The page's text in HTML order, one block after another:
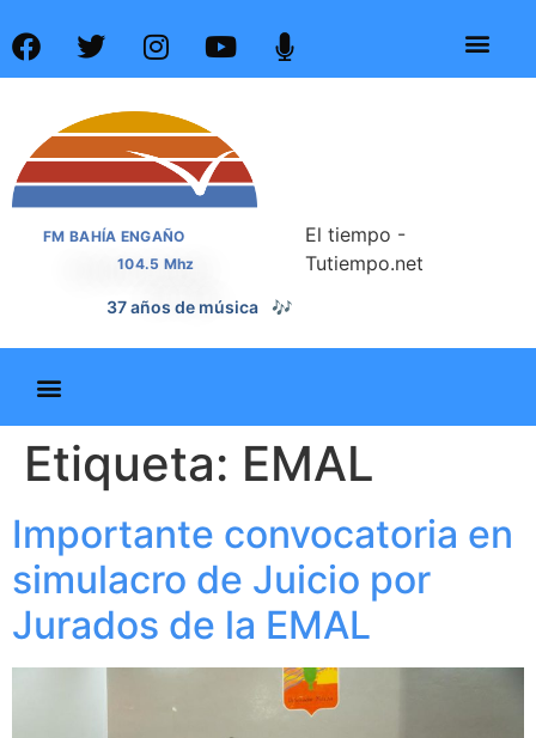
FM BAHÍA ENGAÑO
104.5 Mhz
37 años de noticias 📰
El tiempo -
Tutiempo.net
Etiqueta: EMAL
Importante convocatoria en
simulacro de Juicio por
Jurados de la EMAL